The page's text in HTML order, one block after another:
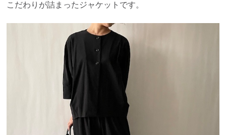
こだわりが詰まったジャケットです。